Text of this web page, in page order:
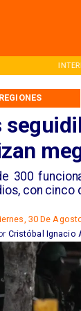
300
con cinco
REGIONES
30 De
Cristóbal Ignacio